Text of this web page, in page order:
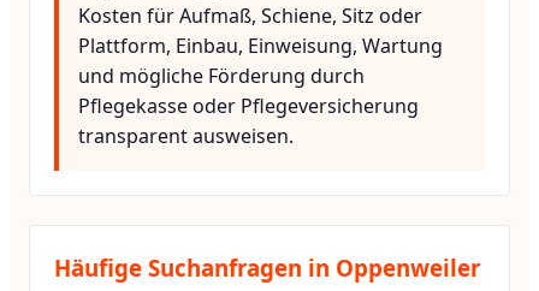
Kosten für Aufmaß, Schiene, Sitz oder
Plattform, Einbau, Einweisung, Wartung
und mögliche Förderung durch
Pflegekasse oder Pflegeversicherung
transparent ausweisen.
Häufige Suchanfragen in Oppenweiler